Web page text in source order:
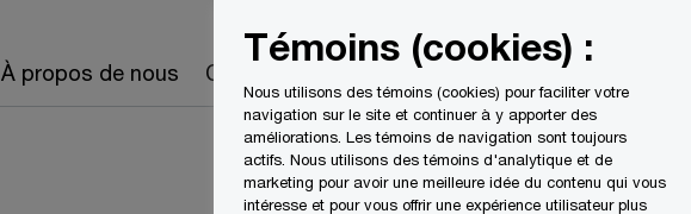
À propos de nous Carrières Recherche
Témoins (cookies) :
Nous utilisons des témoins (cookies) pour faciliter votre
navigation sur le site et continuer à y apporter des
améliorations. Les témoins de navigation sont toujours
actifs. Nous utilisons des témoins d'analytique et de
marketing pour avoir une meilleure idée du contenu qui vous
intéresse et pour vous offrir une expérience utilisateur plus